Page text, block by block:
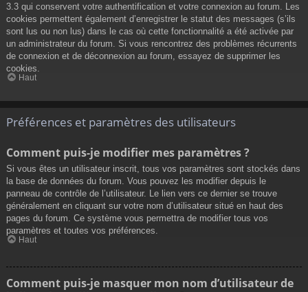
3.3 qui conservent votre authentification et votre connexion au forum. Les
cookies permettent également d’enregistrer le statut des messages (s’ils
sont lus ou non lus) dans le cas où cette fonctionnalité a été activée par
un administrateur du forum. Si vous rencontrez des problèmes récurrents
de connexion et de déconnexion au forum, essayez de supprimer les
cookies.
Haut
Préférences et paramètres des utilisateurs
Comment puis-je modifier mes paramètres ?
Si vous êtes un utilisateur inscrit, tous vos paramètres sont stockés dans
la base de données du forum. Vous pouvez les modifier depuis le
panneau de contrôle de l’utilisateur. Le lien vers ce dernier se trouve
généralement en cliquant sur votre nom d’utilisateur situé en haut des
pages du forum. Ce système vous permettra de modifier tous vos
paramètres et toutes vos préférences.
Haut
Comment puis-je masquer mon nom d’utilisateur de